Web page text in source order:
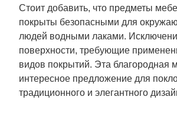
Стоит добавить, что предметы
покрыты безопасными для
людей водными лаками.
поверхности, требующие
видов покрытий. Эта благородная
интересное предложение для
традиционного и элегантного